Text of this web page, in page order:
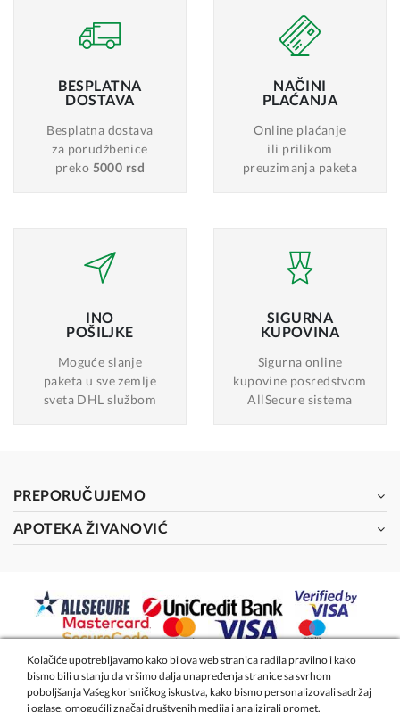
BESPLATNA
DOSTAVA
Besplatna dostava
za porudžbenice
preko 5000 rsd
NAČINI
PLAĆANJA
Online plaćanje
ili prilikom
preuzimanja paketa
INO
POŠILJKE
Moguće slanje
paketa u sve zemlje
sveta DHL službom
SIGURNA
KUPOVINA
Sigurna online
kupovine posredstvom
AllSecure sistema
PREPORUČUJEMO
APOTEKA ŽIVANOVIĆ
2026 - Apoteka Magistra Živanović
Kolačiće upotrebljavamo kako bi ova web stranica radila pravilno i kako
bismo bili u stanju da vršimo dalja unapređenja stranice sa svrhom
poboljšanja Vašeg korisničkog iskustva, kako bismo personalizovali sadržaj
i oglase, omogućili značaj društvenih medija i analizirali promet.